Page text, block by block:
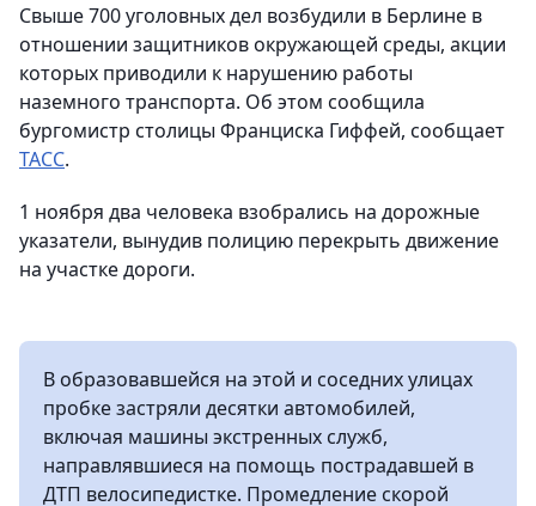
Свыше 700 уголовных дел возбудили в Берлине в
отношении защитников окружающей среды, акции
которых приводили к нарушению работы
наземного транспорта. Об этом сообщила
бургомистр столицы Франциска Гиффей, сообщает
ТАСС.
1 ноября два человека взобрались на дорожные
указатели, вынудив полицию перекрыть движение
на участке дороги.
В образовавшейся на этой и соседних улицах
пробке застряли десятки автомобилей,
включая машины экстренных служб,
направлявшиеся на помощь пострадавшей в
ДТП велосипедистке. Промедление скорой